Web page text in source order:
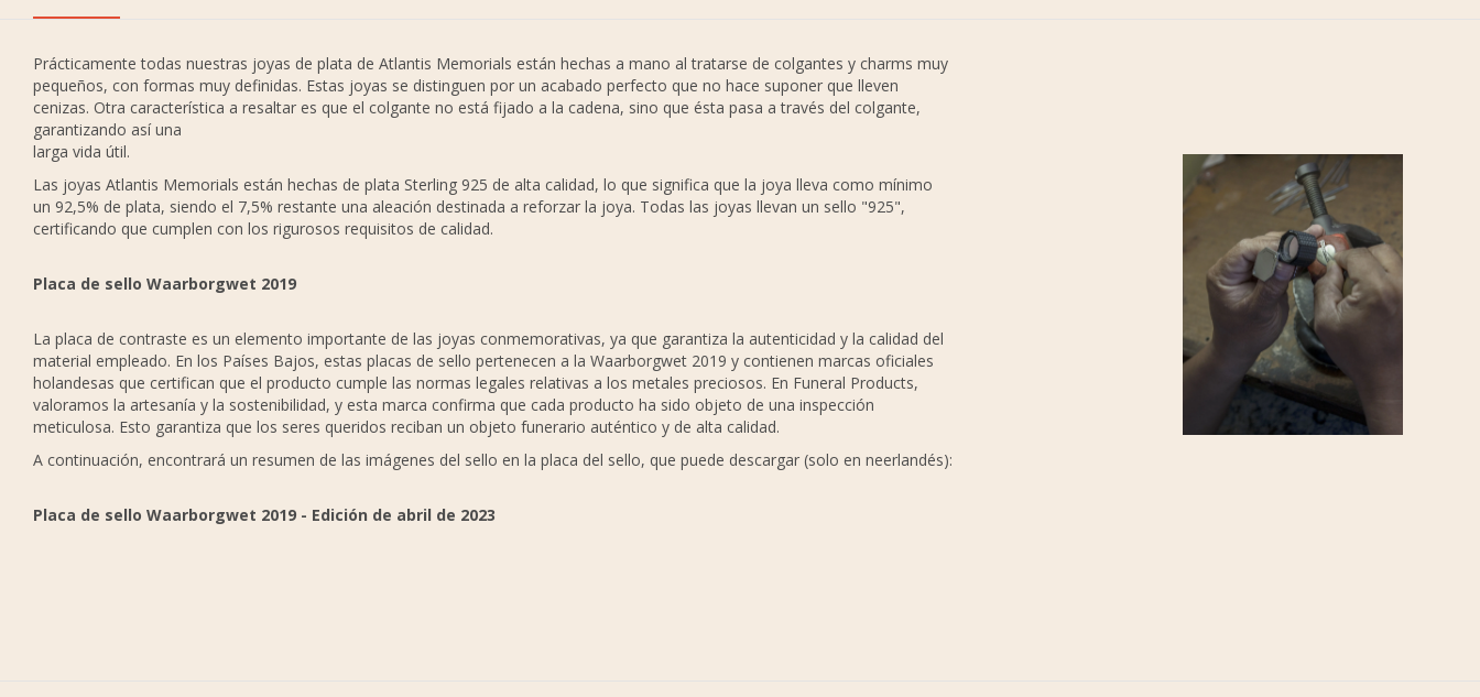
Prácticamente todas nuestras joyas de plata de Atlantis Memorials están hechas a mano al tratarse de colgantes y charms muy
pequeños, con formas muy definidas. Estas joyas se distinguen por un acabado perfecto que no hace suponer que lleven
cenizas. Otra característica a resaltar es que el colgante no está fijado a la cadena, sino que ésta pasa a través del colgante,
garantizando así una
larga vida útil.
Las joyas Atlantis Memorials están hechas de plata Sterling 925 de alta calidad, lo que significa que la joya lleva como mínimo
un 92,5% de plata, siendo el 7,5% restante una aleación destinada a reforzar la joya. Todas las joyas llevan un sello "925",
certificando que cumplen con los rigurosos requisitos de calidad.
Placa de sello Waarborgwet 2019
La placa de contraste es un elemento importante de las joyas conmemorativas, ya que garantiza la autenticidad y la calidad del
material empleado. En los Países Bajos, estas placas de sello pertenecen a la Waarborgwet 2019 y contienen marcas oficiales
holandesas que certifican que el producto cumple las normas legales relativas a los metales preciosos. En Funeral Products,
valoramos la artesanía y la sostenibilidad, y esta marca confirma que cada producto ha sido objeto de una inspección
meticulosa. Esto garantiza que los seres queridos reciban un objeto funerario auténtico y de alta calidad.
A continuación, encontrará un resumen de las imágenes del sello en la placa del sello, que puede descargar (solo en neerlandés):
Placa de sello Waarborgwet 2019 - Edición de abril de 2023